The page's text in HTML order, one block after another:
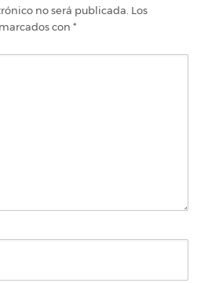
no será publicada. Los
con *